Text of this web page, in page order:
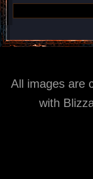
All images are
with